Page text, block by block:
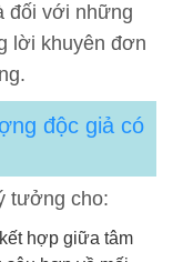
đối với những
lời khuyên đơn
độc giả có
tưởng cho:
hợp giữa tâm